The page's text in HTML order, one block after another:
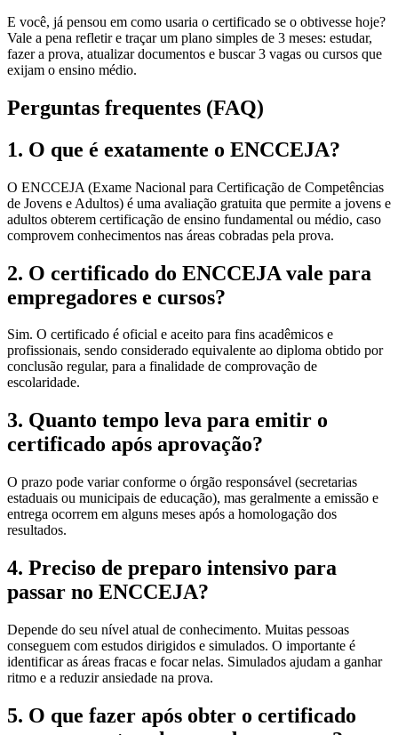
E você, já pensou em como usaria o certificado se o obtivesse hoje?
Vale a pena refletir e traçar um plano simples de 3 meses: estudar,
fazer a prova, atualizar documentos e buscar 3 vagas ou cursos que
exijam o ensino médio.
Perguntas frequentes (FAQ)
1. O que é exatamente o ENCCEJA?
O ENCCEJA (Exame Nacional para Certificação de Competências
de Jovens e Adultos) é uma avaliação gratuita que permite a jovens e
adultos obterem certificação de ensino fundamental ou médio, caso
comprovem conhecimentos nas áreas cobradas pela prova.
2. O certificado do ENCCEJA vale para
empregadores e cursos?
Sim. O certificado é oficial e aceito para fins acadêmicos e
profissionais, sendo considerado equivalente ao diploma obtido por
conclusão regular, para a finalidade de comprovação de
escolaridade.
3. Quanto tempo leva para emitir o
certificado após aprovação?
O prazo pode variar conforme o órgão responsável (secretarias
estaduais ou municipais de educação), mas geralmente a emissão e
entrega ocorrem em alguns meses após a homologação dos
resultados.
4. Preciso de preparo intensivo para
passar no ENCCEJA?
Depende do seu nível atual de conhecimento. Muitas pessoas
conseguem com estudos dirigidos e simulados. O importante é
identificar as áreas fracas e focar nelas. Simulados ajudam a ganhar
ritmo e a reduzir ansiedade na prova.
5. O que fazer após obter o certificado